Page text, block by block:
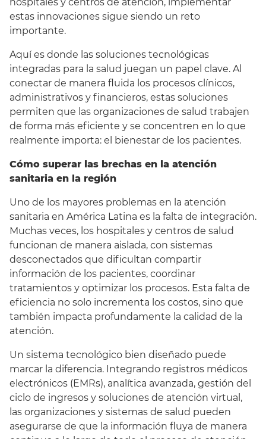
estas innovaciones sigue siendo un reto
importante.
Aquí es donde las soluciones tecnológicas
integradas para la salud juegan un papel clave. Al
conectar de manera fluida los procesos clínicos,
administrativos y financieros, estas soluciones
permiten que las organizaciones de salud trabajen
de forma más eficiente y se concentren en lo que
realmente importa: el bienestar de los pacientes.
Cómo superar las brechas en la atención
sanitaria en la región
Uno de los mayores problemas en la atención
sanitaria en América Latina es la falta de integración.
Muchas veces, los hospitales y centros de salud
funcionan de manera aislada, con sistemas
desconectados que dificultan compartir
información de los pacientes, coordinar
tratamientos y optimizar los procesos. Esta falta de
eficiencia no solo incrementa los costos, sino que
también impacta profundamente la calidad de la
atención.
Un sistema tecnológico bien diseñado puede
marcar la diferencia. Integrando registros médicos
electrónicos (EMRs), analítica avanzada, gestión del
ciclo de ingresos y soluciones de atención virtual,
las organizaciones y sistemas de salud pueden
asegurarse de que la información fluya de manera